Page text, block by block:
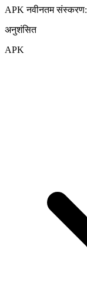
APK नवीनतम
अनुशंसित
APK